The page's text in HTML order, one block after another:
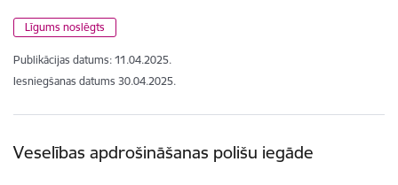
Līgums noslēgts
Publikācijas datums: 11.04.2025.
Iesniegšanas datums 30.04.2025.
Veselības apdrošināšanas polišu iegāde